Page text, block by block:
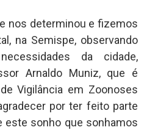
nos determinou e fizemos
na Semispe, observando
da cidade,
Arnaldo Muniz, que é
Vigilância em Zoonoses
por ter feito parte
este sonho que sonhamos